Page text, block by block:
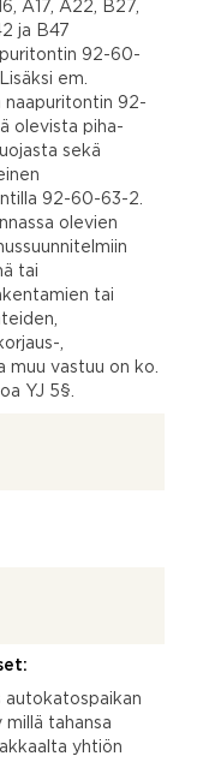
A17, A22, B27,
ja B47
92-60-
em.
naapuritontin 92-
olevista piha-
sekä
92-60-63-2.
olevien
tai
tai
,
muu vastuu on ko.
YJ 5§.
autokatospaikan
tahansa
yhtiön